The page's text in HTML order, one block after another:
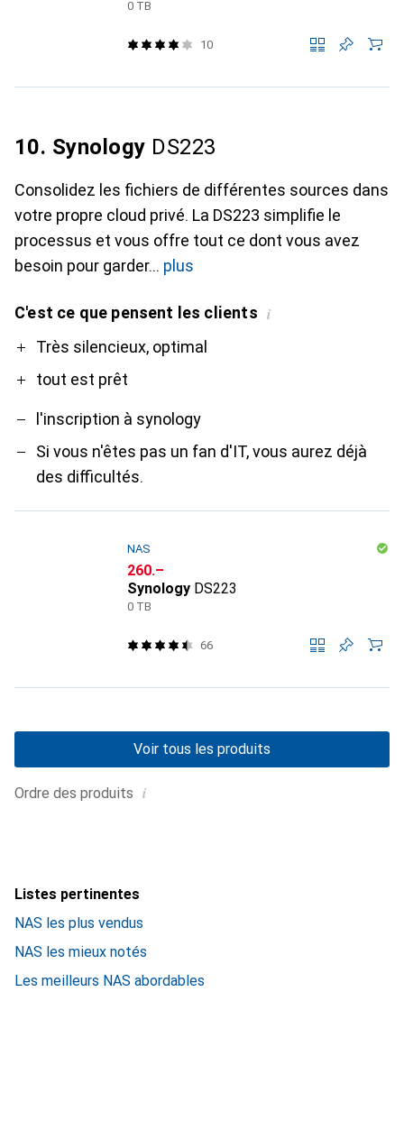
0 TB
10
10. Synology DS223
Consolidez les fichiers de différentes sources dans
votre propre cloud privé. La DS223 simplifie le
processus et vous offre tout ce dont vous avez
besoin pour garder
plus
C'est ce que pensent les clients i
ProTrès silencieux, optimal
tout est prêt
Contre
l'inscription à synology
Si vous n'êtes pas un fan d'IT, vous aurez déjà
des difficultés.
NAS
CHF
260.–
Synology DS223
0 TB
66
Ordre des produits i
Voir tous les produits
Listes pertinentes
NAS les plus vendus
NAS les mieux notés
Les meilleurs NAS abordables